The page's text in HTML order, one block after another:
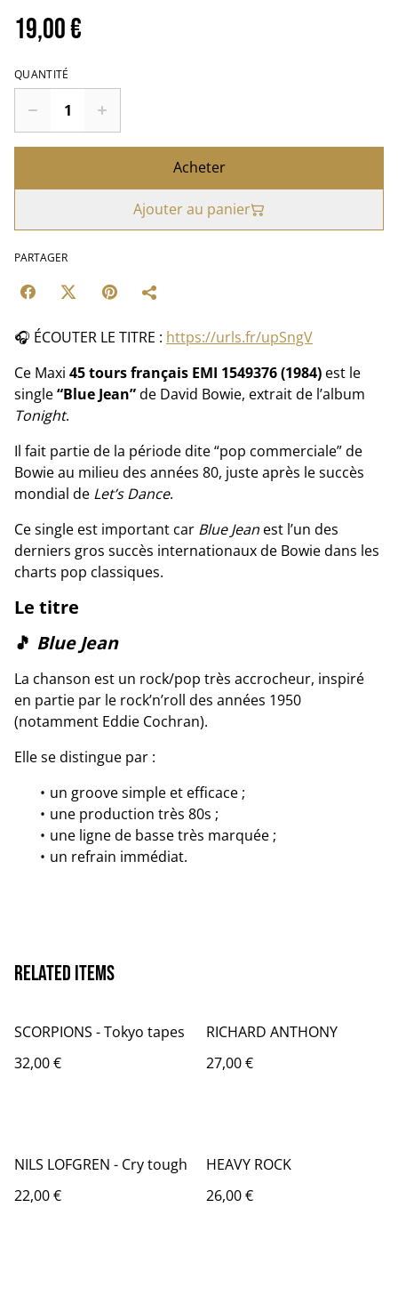
19,00 €
QUANTITÉ
Acheter
Ajouter au panier
PARTAGER
🎧 ÉCOUTER LE TITRE : https://urls.fr/upSngV
Ce Maxi 45 tours français EMI 1549376 (1984) est le
single“Blue Jean”de David Bowie, extrait de l’album
Tonight.
Il fait partie de la période dite “pop commerciale” de
Bowie au milieu des années 80, juste après le succès
mondial de Let’s Dance.
Ce single est important car Blue Jean est l’un des
derniers gros succès internationaux de Bowie dans les
charts pop classiques.
Le titre
🎵 Blue Jean
La chanson est un rock/pop très accrocheur, inspiré
en partie par le rock’n’roll des années 1950
(notamment Eddie Cochran).
Elle se distingue par :
un groove simple et efficace ;
une production très 80s ;
une ligne de basse très marquée ;
un refrain immédiat.
Related items
SCORPIONS - Tokyo tapes
32,00 €
RICHARD ANTHONY
27,00 €
NILS LOFGREN - Cry tough
22,00 €
HEAVY ROCK
26,00 €